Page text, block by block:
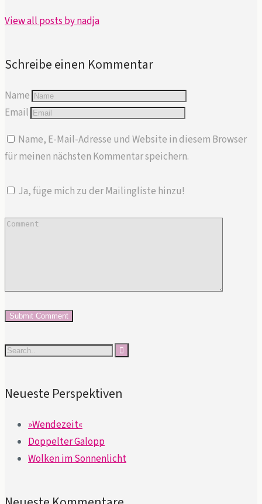
View all posts by nadja
Schreibe einen Kommentar
Name
Email
Name, E-Mail-Adresse und Website in diesem Browser
für meinen nächsten Kommentar speichern.
Ja, füge mich zu der Mailingliste hinzu!
Neueste Perspektiven
»Wendezeit«
Doppelter Galopp
Wolken im Sonnenlicht